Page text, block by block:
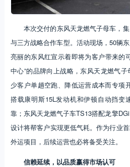
本次交付的东风天龙燃气子母车，
与三方战略合作车型。活动现场，50辆
亮丽的东风红宣示着即将为客户带来的
中心”的品牌向上战略，东风天龙燃气子
少客户单趟空跑、降低运营成本而专项
搭载康明斯15L发动机和伊顿自动挡变
靠；东风天龙燃气子车TS13搭配龙擎
设计将帮客户实现更低气耗。作为行业
外运项目，后续运营也必将备受关注。
信赖延续，以品质赢得市场认可